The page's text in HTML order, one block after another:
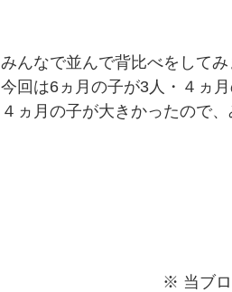
みんなで並んで背比べをしてみ
今回は6ヵ月の子が3人・４ヵ
４ヵ月の子が大きかったので
※ 当ブロ